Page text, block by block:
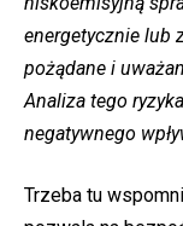
energetycznie lub
pożądane i
Analiza tego
negatywnego
Trzeba tu